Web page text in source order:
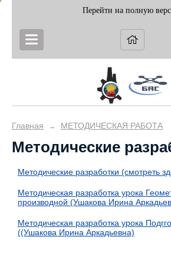
Перейти на полную
Главная → МЕТОДИЧЕСКАЯ РАБОТА
Методические
Методические разработки (смотреть
Методическая разработка урока
производной (Ушакова Ирина
Методическая разработка урока
((Ушакова Ирина Аркадьевна)